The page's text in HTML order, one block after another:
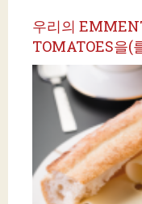
우리의
TOMATOES을(